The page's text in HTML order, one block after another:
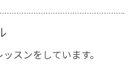
スンをしています。